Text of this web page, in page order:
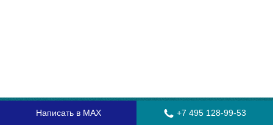
Главная
Написать в MAX +7 495 128-99-53